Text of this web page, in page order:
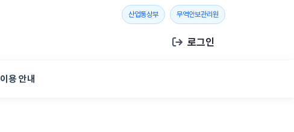
산업통상부새 창 열기무역안보관리원 새 창 열기
로그인
이용 안내